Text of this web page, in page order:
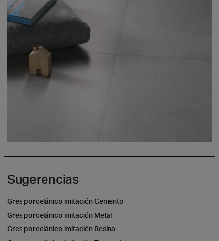
Sugerencias
Gres porcelánico imitación Cemento
Gres porcelánico imitación Metal
Gres porcelánico imitación Resina